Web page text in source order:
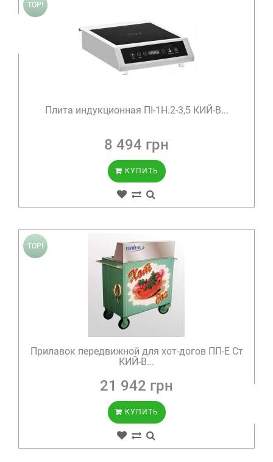
TOP!
Плита индукционная ПІ-1Н.2-3,5 КИЙ-В...
8 494 грн
КУПИТЬ
TOP!
Прилавок передвижной для хот-догов ПП-Е Ст
КИЙ-В...
21 942 грн
КУПИТЬ